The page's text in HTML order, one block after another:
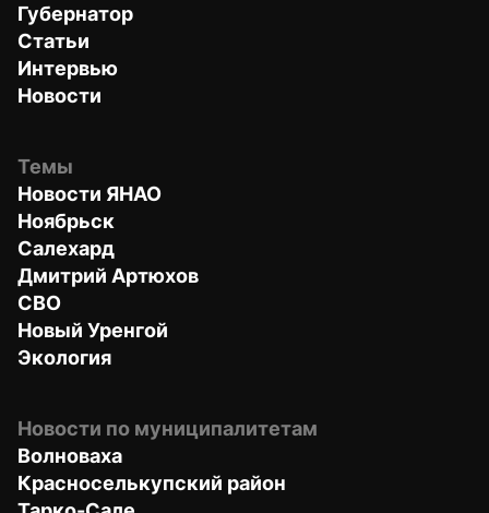
Губернатор
Статьи
Интервью
Новости
Темы
Новости ЯНАО
Ноябрьск
Салехард
Дмитрий Артюхов
СВО
Новый Уренгой
Экология
Новости по муниципалитетам
Волноваха
Красноселькупский район